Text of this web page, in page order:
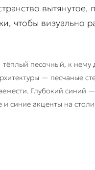
вытянутое,
чтобы визуально
песочный, к нему
— песчаные
Глубокий синий
синие акценты на